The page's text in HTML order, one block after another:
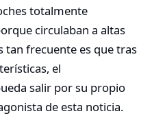
totalmente
circulaban a altas
tan frecuente es que tras
el
salir por su propio
de esta noticia.